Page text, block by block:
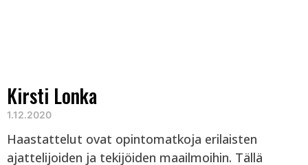
Kirsti Lonka
1.12.2020
Haastattelut ovat opintomatkoja erilaisten
ajattelijoiden ja tekijöiden maailmoihin. Tällä